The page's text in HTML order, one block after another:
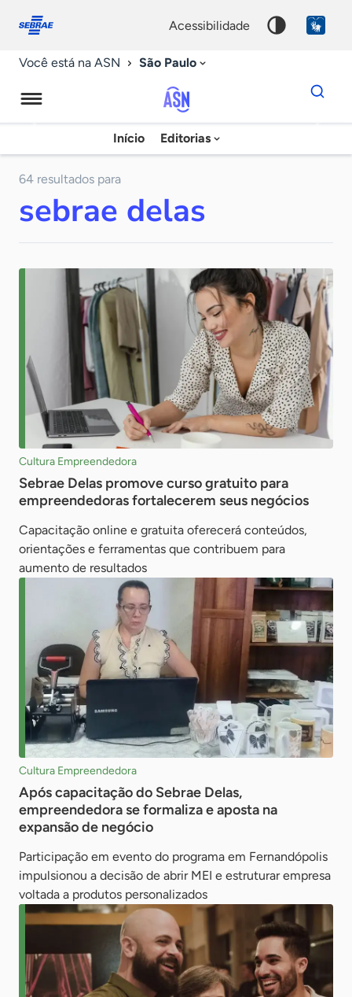
conosco
acessibilidade
Você está na ASN São Paulo
Agência
Sebrae
Notícias
Início Editorias
Dados
para
chave
64 resultados para
sebrae delas
Cultura Empreendedora
Sebrae Delas promove curso gratuito para
empreendedoras fortalecerem seus negócios
Capacitação online e gratuita oferecerá conteúdos,
orientações e ferramentas que contribuem para
aumento de resultados
Cultura Empreendedora
Após capacitação do Sebrae Delas,
empreendedora se formaliza e aposta na
expansão de negócio
Participação em evento do programa em Fernandópolis
impulsionou a decisão de abrir MEI e estruturar empresa
voltada a produtos personalizados